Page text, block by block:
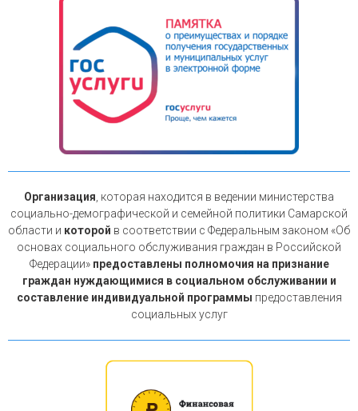
Организация , которая находится в ведении министерства
социально-демографической и семейной политики Самарской
области и которой в соответствии с Федеральным законом «Об
основах социального обслуживания граждан в Российской
Федерации» предоставлены полномочия на признание
граждан нуждающимися в социальном обслуживании и
составление индивидуальной программы предоставления
социальных услуг